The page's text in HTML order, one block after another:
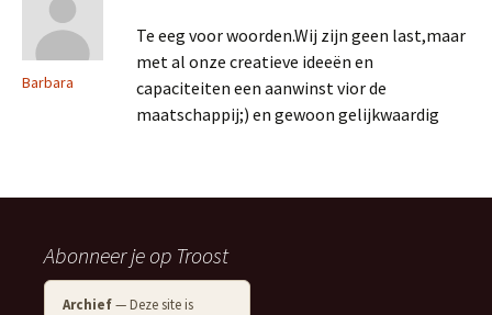
Barbara
Te eeg voor woorden.Wij zijn geen last,maar
met al onze creatieve ideeën en
capaciteiten een aanwinst vior de
maatschappij;) en gewoon gelijkwaardig
Abonneer je op Troost
Archief— Deze site is